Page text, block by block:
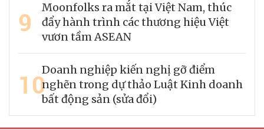
9
Moonfolks ra mắt tại Việt Nam, thúc
đẩy hành trình các thương hiệu Việt
vươn tầm ASEAN
10Doanh nghiệp kiến nghị gỡ điểm
nghẽn trong dự thảo Luật Kinh doanh
bất động sản (sửa đổi)